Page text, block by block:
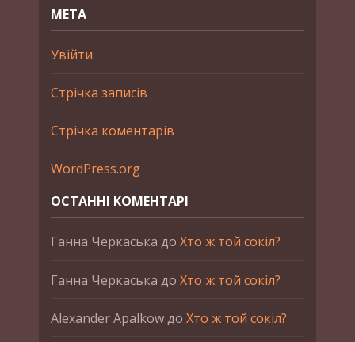
МЕТА
Увійти
Стрічка записів
Стрічка коментарів
WordPress.org
ОСТАННІ КОМЕНТАРІ
Ганна Черкаська до Хто ж той сокіл?
Ганна Черкаська до Хто ж той сокіл?
Alexander Apalkowдо Хто ж той сокіл?